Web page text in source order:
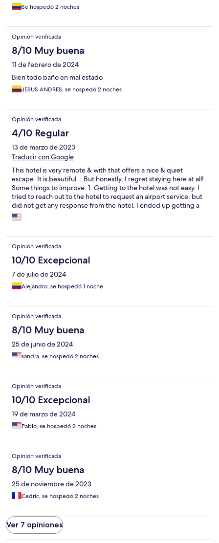
Se hospedó 2 noches
Opinión verificada
8/10 Muy buena
11 de febrero de 2024
Bien todo baño en mal estado
JESUS ANDRES, se hospedó 2 noches
Opinión verificada
4/10 Regular
13 de marzo de 2023
Traducir con Google
This hotel is very remote & with that offers a nice & quiet
escape. It is beautiful... But honestly, I regret staying here at all!
Some things to improve: 1. Getting to the hotel was not easy. I
tried to reach out to the hotel to request an airport service, but
did not get any response from the hotel. I ended up getting a
taxi & had to drive through dirt / gravel roads - You need a 4x4
vehicle & surprised our taxi even made it to the facility. 2. There
flies during the daytime, which makes eating almost impossible
without a fly getting to your food first. We were not allowed to
eat in our rooms due to policy. 4. There was an issue with
Expedia and the hotel pre-payment. Instead of them working
with Expedia, the hotel charged me again for money I already
this hotel.
Opinión verificada
10/10 Excepcional
7 de julio de 2024
Alejandro, se hospedó 1 noche
Opinión verificada
8/10 Muy buena
25 de junio de 2024
sandra, se hospedó 2 noches
Opinión verificada
10/10 Excepcional
19 de marzo de 2024
Pablo, se hospedó 2 noches
Opinión verificada
8/10 Muy buena
25 de noviembre de 2023
Cedric, se hospedó 2 noches
Ver 7 opiniones